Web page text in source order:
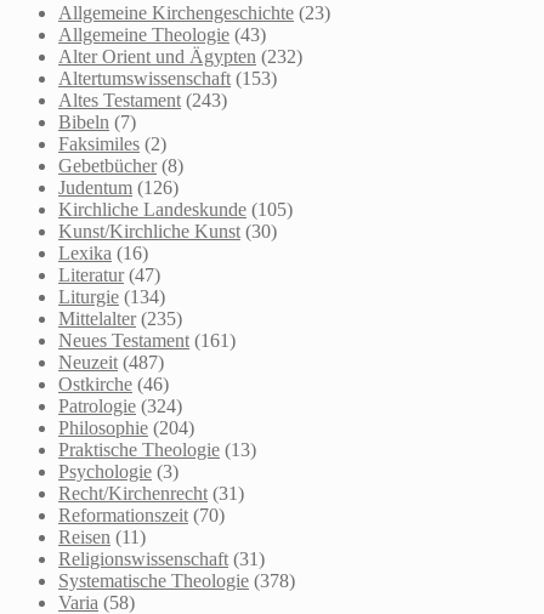
Allgemeine Kirchengeschichte (23)
Allgemeine Theologie (43)
Alter Orient und Ägypten (232)
Altertumswissenschaft (153)
Altes Testament (243)
Bibeln (7)
Faksimiles (2)
Gebetbücher (8)
Judentum (126)
Kirchliche Landeskunde (105)
Kunst/Kirchliche Kunst (30)
Lexika (16)
Literatur (47)
Liturgie (134)
Mittelalter (235)
Neues Testament (161)
Neuzeit (487)
Ostkirche (46)
Patrologie (324)
Philosophie (204)
Praktische Theologie (13)
Psychologie (3)
Recht/Kirchenrecht (31)
Reformationszeit (70)
Reisen (11)
Religionswissenschaft (31)
Systematische Theologie (378)
Varia (58)